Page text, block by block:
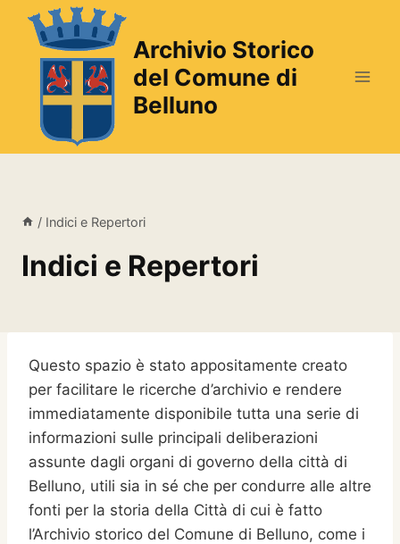
Salta
contenuto
Archivio Storico
del Comune di
Belluno
/ Indici e Repertori
Indici e Repertori
Questo spazio è stato appositamente creato
per facilitare le ricerche d’archivio e rendere
immediatamente disponibile tutta una serie di
informazioni sulle principali deliberazioni
assunte dagli organi di governo della città di
Belluno, utili sia in sé che per condurre alle altre
fonti per la storia della Città di cui è fatto
l’Archivio storico del Comune di Belluno, come i